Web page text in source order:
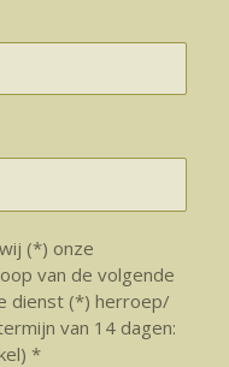
(*) onze
van de volgende
dienst (*) herroep/
van 14 dagen:
*